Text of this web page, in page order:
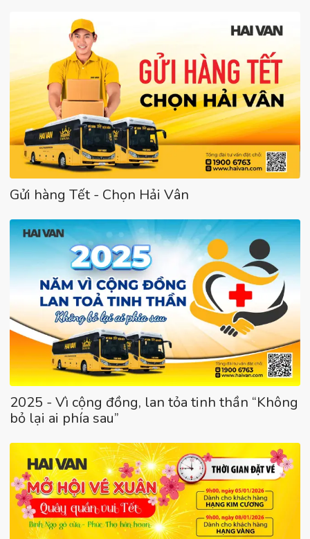
Gửi hàng Tết - Chọn Hải Vân
2025 - Vì cộng đồng, lan tỏa tinh thần “Không
bỏ lại ai phía sau”